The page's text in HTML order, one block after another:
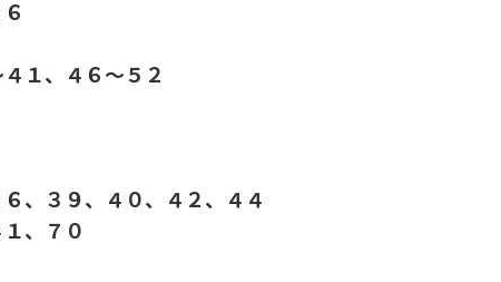
１、４６～５２
、３９、４０、４２、４４
、７０